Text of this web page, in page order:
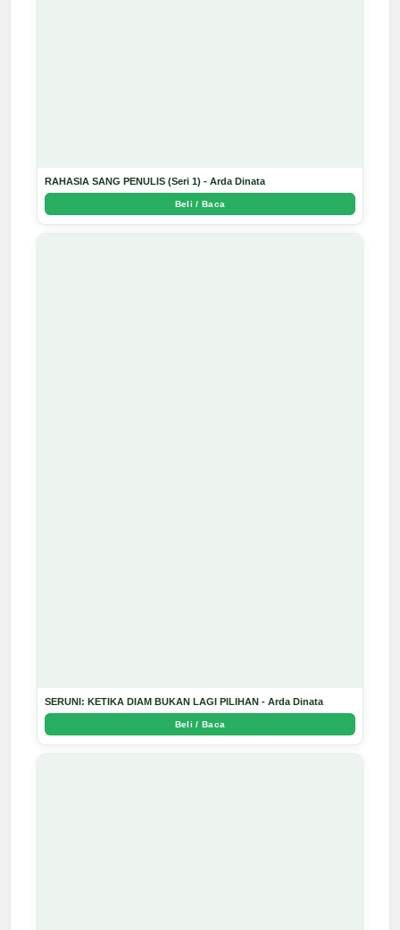
RAHASIA SANG PENULIS (Seri 1) - Arda Dinata
Beli / Baca
SERUNI: KETIKA DIAM BUKAN LAGI PILIHAN - Arda Dinata
Beli / Baca